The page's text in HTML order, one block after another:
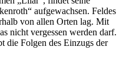
aufgewachsen. Feldes
von allen Orten lag. Mit
nicht vergessen werden darf.
die Folgen des Einzugs der